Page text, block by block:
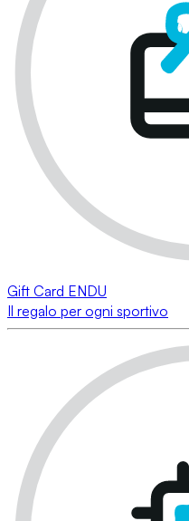
Gift Card ENDU
Il regalo per ogni sportivo